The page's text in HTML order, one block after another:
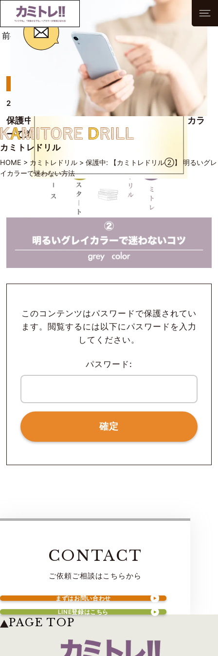
カミトレドリル
HOME > カミトレドリル > 保護中: 【カミトレドリル②】 明るいグレ
イカラーで迷わない方法
前へ 次へ
2021/09/17
保護中: 【カミトレドリル②】 明るいグレイカラ
ーで迷わない方法
このコンテンツはパスワードで保護されてい
ます。閲覧するには以下にパスワードを入力
してください。
パスワード:
CONTACT
ご依頼ご相談はこちらから
まずはお問い合わせ
LINE登録はこちら
PAGE TOP